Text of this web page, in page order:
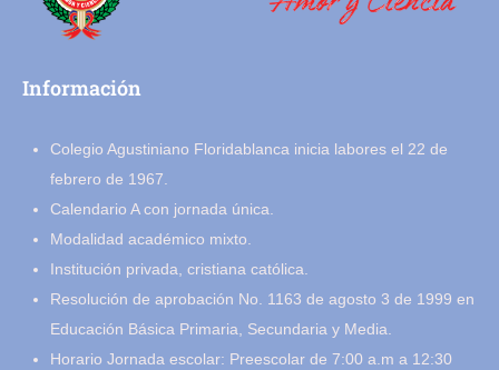
Información
Colegio Agustiniano Floridablanca inicia labores el 22 de
febrero de 1967.
Calendario A con jornada única.
Modalidad académico mixto.
Institución privada, cristiana católica.
Resolución de aprobación No. 1163 de agosto 3 de 1999 en
Educación Básica Primaria, Secundaria y Media.
Horario Jornada escolar: Preescolar de 7:00 a.m a 12:30